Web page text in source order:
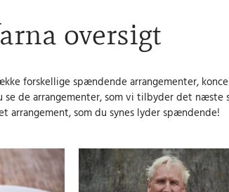
oversigt
forskellige spændende arrangementer,
se de arrangementer, som vi tilbyder det næste
arrangement, som du synes lyder spændende!